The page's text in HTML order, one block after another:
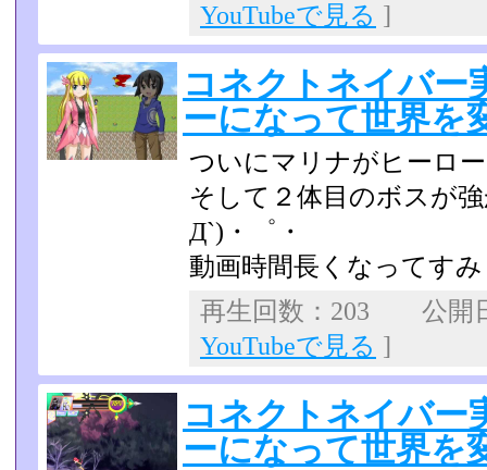
YouTubeで見る ]
コネクトネイバー
ーになって世界を
ついにマリナがヒーロ
そして２体目のボスが
Д`)・゜・
動画時間長くなってす
再生回数：203 公開
YouTubeで見る ]
コネクトネイバー
ーになって世界を